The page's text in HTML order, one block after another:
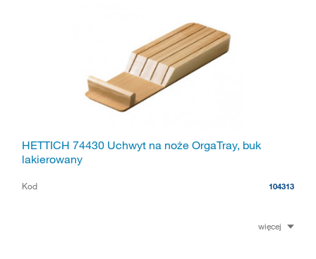
HETTICH 74430 Uchwyt na noże OrgaTray, buk
lakierowany
Kod 104313
więcej